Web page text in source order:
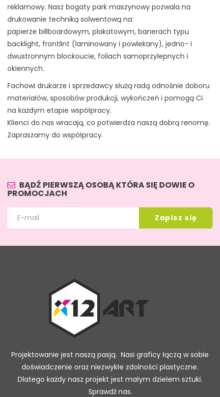
reklamowy. Nasz bogaty park maszynowy pozwala na
drukowanie techniką solwentową na:
papierze billboardowym, plakatowym, banerach typu
backlight, frontlint (laminowany i powlekany), jedno- i
dwustronnym blockoucie, foliach samoprzylepnych i
okiennych.
Fachowi drukarze i sprzedawcy służą radą odnośnie doboru
materiałów, sposobów produkcji, wykończeń i pomogą Ci
na każdym etapie współpracy.
Klienci do nas wracają, co potwierdza naszą dobrą renomę.
Zapraszamy do współpracy.
BĄDŹ PIERWSZĄ OSOBĄ KTÓRA SIĘ DOWIE O
PROMOCJACH
Projektowanie jest naszą pasją. Nasi graficy łączą w sobie
doświadczenie oraz niezwykłe zdolności plastyczne.
Dlatego każdy nasz projekt jest małym dziełem sztuki.
Sprawdź nas.